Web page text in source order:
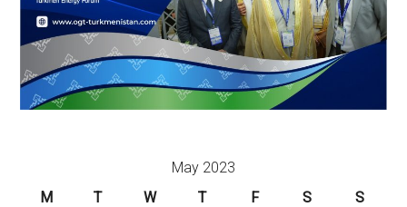
May 2023
M
T W T F S S